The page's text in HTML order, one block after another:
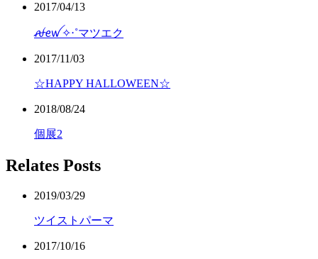
2017/04/13
ꫛꫀꪝ✧‧˚マツエク
2017/11/03
☆HAPPY HALLOWEEN☆
2018/08/24
個展2
Relates Posts
2019/03/29
ツイストパーマ
2017/10/16